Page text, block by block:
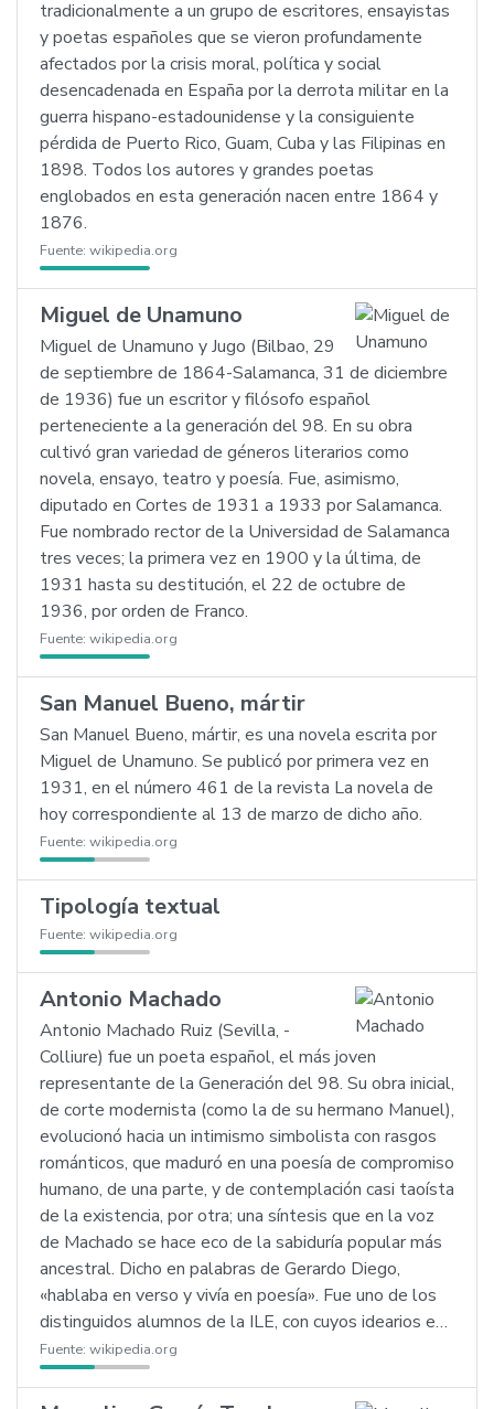
tradicionalmente a un grupo de escritores, ensayistas
y poetas españoles que se vieron profundamente
afectados por la crisis moral, política y social
desencadenada en España por la derrota militar en la
guerra hispano-estadounidense y la consiguiente
pérdida de Puerto Rico, Guam, Cuba y las Filipinas en
1898. Todos los autores y grandes poetas
englobados en esta generación nacen entre 1864 y
1876.
Fuente: wikipedia.org
Miguel de Unamuno
Miguel de Unamuno y Jugo (Bilbao, 29
de septiembre de 1864-Salamanca, 31 de diciembre
de 1936) fue un escritor y filósofo español
perteneciente a la generación del 98. En su obra
cultivó gran variedad de géneros literarios como
novela, ensayo, teatro y poesía. Fue, asimismo,
diputado en Cortes de 1931 a 1933 por Salamanca.
Fue nombrado rector de la Universidad de Salamanca
tres veces; la primera vez en 1900 y la última, de
1931 hasta su destitución, el 22 de octubre de
1936, por orden de Franco.
Fuente: wikipedia.org
San Manuel Bueno, mártir
San Manuel Bueno, mártir, es una novela escrita por
Miguel de Unamuno. Se publicó por primera vez en
1931, en el número 461 de la revista La novela de
hoy correspondiente al 13 de marzo de dicho año.
Fuente: wikipedia.org
Tipología textual
Fuente: wikipedia.org
Antonio Machado
Antonio Machado Ruiz (Sevilla, -
Colliure) fue un poeta español, el más joven
representante de la Generación del 98. Su obra inicial,
de corte modernista (como la de su hermano Manuel),
evolucionó hacia un intimismo simbolista con rasgos
románticos, que maduró en una poesía de compromiso
humano, de una parte, y de contemplación casi taoísta
de la existencia, por otra; una síntesis que en la voz
de Machado se hace eco de la sabiduría popular más
ancestral. Dicho en palabras de Gerardo Diego,
«hablaba en verso y vivía en poesía». Fue uno de los
distinguidos alumnos de la ILE, con cuyos idearios e…
Fuente: wikipedia.org